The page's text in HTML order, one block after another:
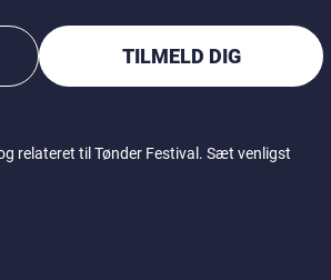
TILMELD DIG
relateret til Tønder Festival. Sæt venligst